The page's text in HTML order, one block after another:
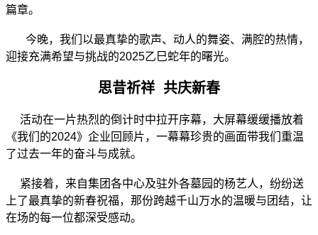
篇章。
今晚，我们以最真挚的歌声、动人的舞姿、满腔的热情，
迎接充满希望与挑战的2025乙巳蛇年的曙光。
思昔祈祥 共庆新春
活动在一片热烈的倒计时中拉开序幕，大屏幕缓缓播放着
《我们的2024》企业回顾片，一幕幕珍贵的画面带我们重温
了过去一年的奋斗与成就。
紧接着，来自集团各中心及驻外各墓园的杨艺人，纷纷送
上了最真挚的新春祝福，那份跨越千山万水的温暖与团结，让
在场的每一位都深受感动。